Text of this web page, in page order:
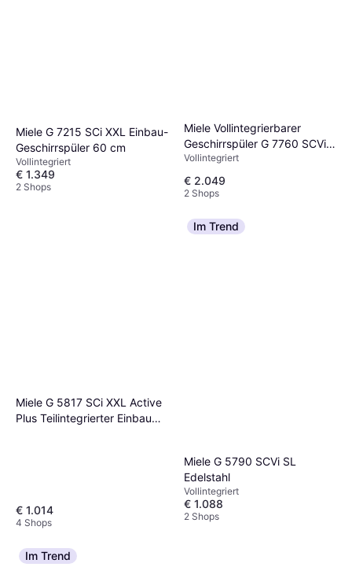
Miele G 7215 SCi XXL Einbau-
Geschirrspüler 60 cm
Vollintegriert
€ 1.349
2 Shops
Miele Vollintegrierbarer
Geschirrspüler G 7760 SCVi
AutoDos Obsidianschwarz
Vollintegriert
€ 2.049
2 Shops
Miele G 5817 SCi XXL Active
Plus Teilintegrierter Einbau
€ 1.014
4 Shops
Im Trend
Miele G 5790 SCVi SL
Edelstahl
Vollintegriert
€ 1.088
2 Shops
Im Trend